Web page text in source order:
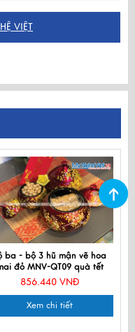
VIỆT
ba - bộ 3 hũ mận vẽ hoa
đỏ MNV-QT09 quà tết
856.440 VNĐ
Xem chi tiết